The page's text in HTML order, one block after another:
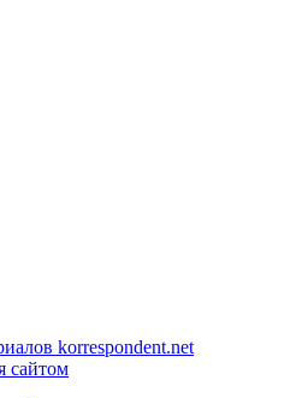
korrespondent.net
сайтом